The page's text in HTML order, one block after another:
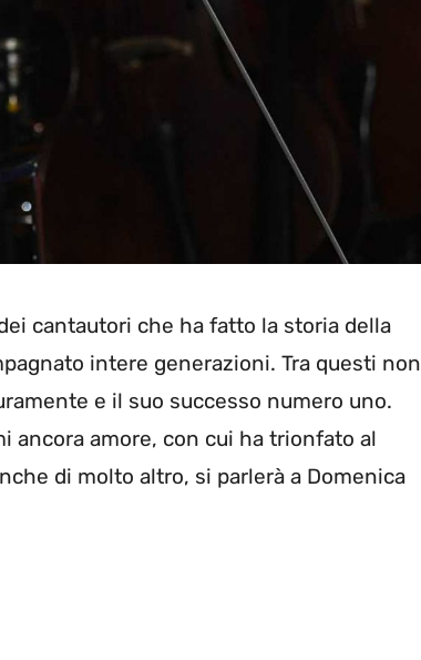
cantautori che ha fatto la storia della
intere generazioni. Tra questi non
e il suo successo numero uno.
ancora amore, con cui ha trionfato al
di molto altro, si parlerà a Domenica